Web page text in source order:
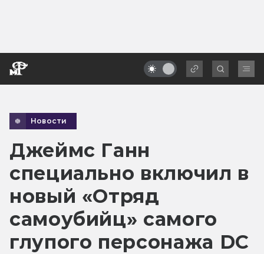
Новости
Джеймс Ганн
специально включил в
новый «Отряд
самоубийц» самого
глупого персонажа DC